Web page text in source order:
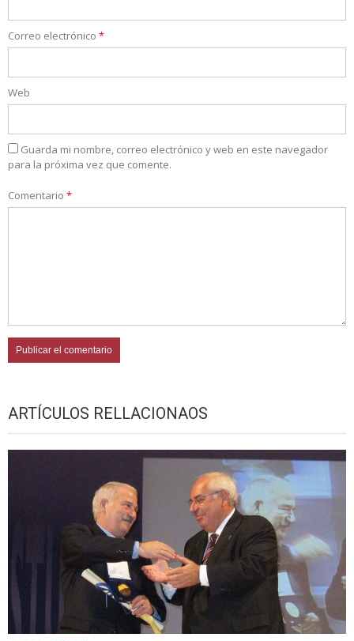
Correo electrónico *
Web
Guarda mi nombre, correo electrónico y web en este navegador
para la próxima vez que comente.
Comentario *
ARTÍCULOS RELLACIONAOS